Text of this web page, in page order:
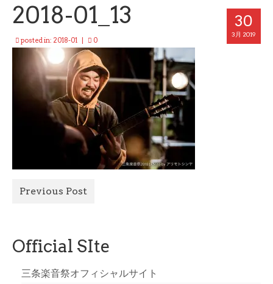
Home
2019
2018
2017
2016
All Photo
30
3月 2019
2018-01_13
posted in: 2018-01 0
Previous Post
Official SIte
三条楽音祭オフィシャルサイト